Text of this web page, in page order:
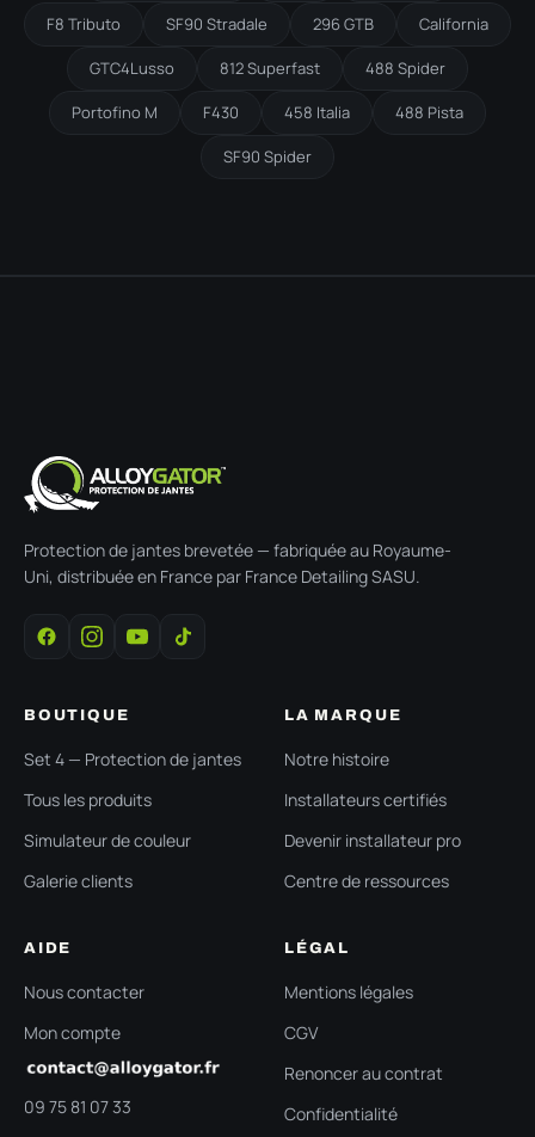
F8 Tributo SF90 Stradale 296 GTB California
GTC4Lusso 812 Superfast 488 Spider
Portofino M F430 458 Italia 488 Pista
SF90 Spider
Protection de jantes brevetée — fabriquée au Royaume-
Uni, distribuée en France par France Detailing SASU.
BOUTIQUE
Set 4 — Protection de jantes
Tous les produits
Simulateur de couleur
Galerie clients
LA MARQUE
Notre histoire
Installateurs certifiés
Devenir installateur pro
Centre de ressources
AIDE
Nous contacter
Mon compte
09 75 81 07 33
LÉGAL
Mentions légales
CGV
Renoncer au contrat
Confidentialité